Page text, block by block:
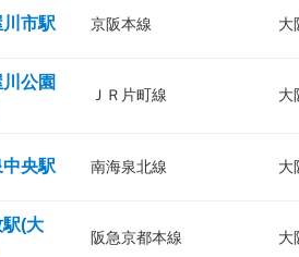
市駅 京阪本線 大
公園
ＪＲ片町線 大
央駅 南海泉北線 大
駅(大
阪急京都本線 大